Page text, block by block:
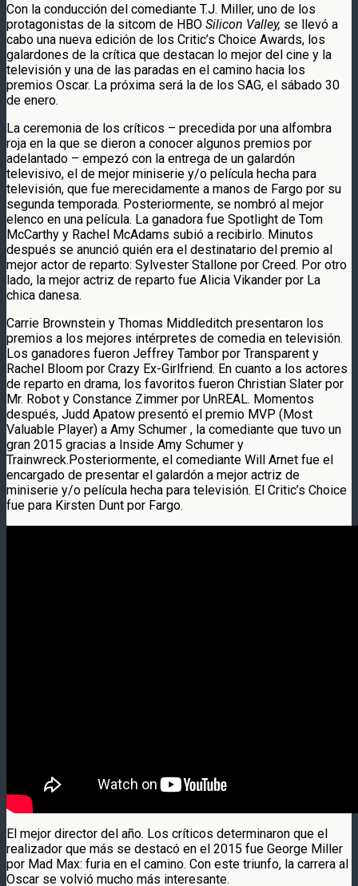
Con la conducción del comediante T.J. Miller, uno de los
protagonistas de la sitcom de HBO Silicon Valley, se llevó a
cabo una nueva edición de los Critic’s Choice Awards, los
galardones de la crítica que destacan lo mejor del cine y la
televisión y una de las paradas en el camino hacia los
premios Oscar. La próxima será la de los SAG, el sábado 30
de enero.
La ceremonia de los críticos – precedida por una alfombra
roja en la que se dieron a conocer algunos premios por
adelantado – empezó con la entrega de un galardón
televisivo, el de mejor miniserie y/o película hecha para
televisión, que fue merecidamente a manos de Fargo por su
segunda temporada. Posteriormente, se nombró al mejor
elenco en una película. La ganadora fue Spotlight de Tom
McCarthy y Rachel McAdams subió a recibirlo. Minutos
después se anunció quién era el destinatario del premio al
mejor actor de reparto: Sylvester Stallone por Creed. Por otro
lado, la mejor actriz de reparto fue Alicia Vikander por La
chica danesa.
Carrie Brownstein y Thomas Middleditch presentaron los
premios a los mejores intérpretes de comedia en televisión.
Los ganadores fueron Jeffrey Tambor por Transparent y
Rachel Bloom por Crazy Ex-Girlfriend. En cuanto a los actores
de reparto en drama, los favoritos fueron Christian Slater por
Mr. Robot y Constance Zimmer por UnREAL. Momentos
después, Judd Apatow presentó el premio MVP (Most
Valuable Player) a Amy Schumer , la comediante que tuvo un
gran 2015 gracias a Inside Amy Schumer y
Trainwreck.Posteriormente, el comediante Will Arnet fue el
encargado de presentar el galardón a mejor actriz de
miniserie y/o película hecha para televisión. El Critic’s Choice
fue para Kirsten Dunt por Fargo.
El mejor director del año. Los críticos determinaron que el
realizador que más se destacó en el 2015 fue George Miller
por Mad Max: furia en el camino. Con este triunfo, la carrera al
Oscar se volvió mucho más interesante.